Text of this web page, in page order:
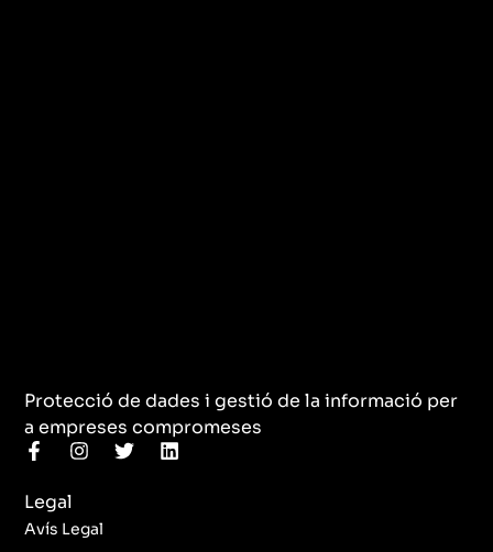
Protecció de dades i gestió de la informació per
a empreses compromeses
F
a
e
b
I
n
a
T
w
L
i
Legal
Avís Legal